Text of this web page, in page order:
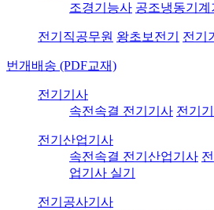
조경기능사 공조냉동기계
전기직공무원 왕초보전기 전기
번개배송 (PDF교재)
전기기사
속전속결 전기기사 전기
전기산업기사
속전속결 전기산업기사
업기사 실기
전기공사기사